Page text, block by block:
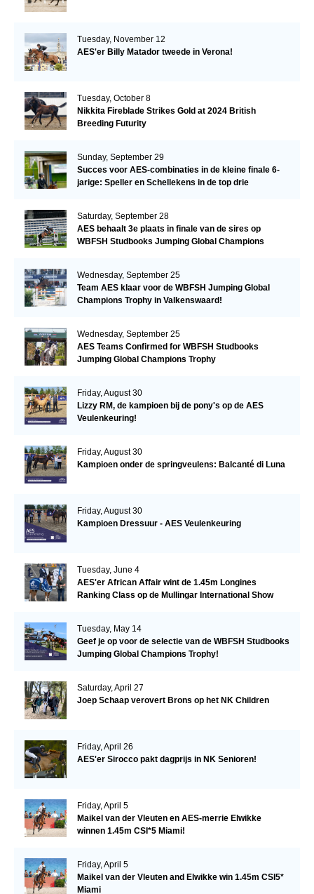
Tuesday, November 12
AES'er Billy Matador tweede in Verona!
Tuesday, October 8
Nikkita Fireblade Strikes Gold at 2024 British
Breeding Futurity
Sunday, September 29
Succes voor AES-combinaties in de kleine finale 6-
jarige: Speller en Schellekens in de top drie
Saturday, September 28
AES behaalt 3e plaats in finale van de sires op
WBFSH Studbooks Jumping Global Champions
Wednesday, September 25
Team AES klaar voor de WBFSH Jumping Global
Champions Trophy in Valkenswaard!
Wednesday, September 25
AES Teams Confirmed for WBFSH Studbooks
Jumping Global Champions Trophy
Friday, August 30
Lizzy RM, de kampioen bij de pony's op de AES
Veulenkeuring!
Friday, August 30
Kampioen onder de springveulens: Balcanté di Luna
Friday, August 30
Kampioen Dressuur - AES Veulenkeuring
Tuesday, June 4
AES'er African Affair wint de 1.45m Longines
Ranking Class op de Mullingar International Show
Tuesday, May 14
Geef je op voor de selectie van de WBFSH Studbooks
Jumping Global Champions Trophy!
Saturday, April 27
Joep Schaap verovert Brons op het NK Children
Friday, April 26
AES'er Sirocco pakt dagprijs in NK Senioren!
Friday, April 5
Maikel van der Vleuten en AES-merrie Elwikke
winnen 1.45m CSI*5 Miami!
Friday, April 5
Maikel van der Vleuten and Elwikke win 1.45m CSI5*
Miami